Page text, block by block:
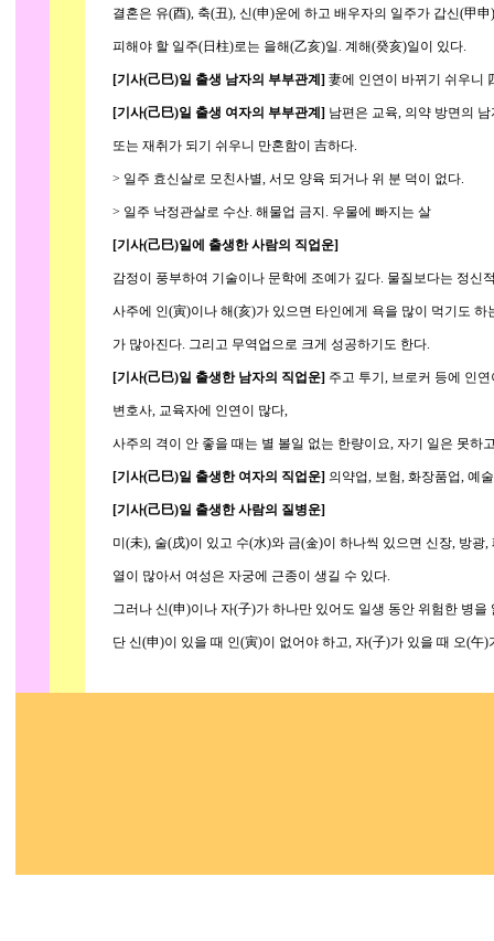
결혼은 유(酉), 축(丑), 신(申)운에 하고 배우자의 일주가 갑신(甲申
피해야 할 일주(日柱)로는 을해(乙亥)일. 계해(癸亥)일이 있다.
[기사(己巳)일 출생 남자의 부부관계] 妻에 인연이 바뀌기 쉬우니
[기사(己巳)일 출생 여자의 부부관계] 남편은 교육, 의약 방면의
또는 재취가 되기 쉬우니 만혼함이 吉하다.
> 일주 효신살로 모친사별, 서모 양육 되거나 위 분 덕이 없다.
> 일주 낙정관살로 수산. 해물업 금지. 우물에 빠지
[기사(己巳)일에 출생한 사람의 직업운]
감정이 풍부하여 기술이나 문학에 조예가 깊다. 물질보다는 정신
사주에 인(寅)이나 해(亥)가 있으면 타인에게 욕을 많이 먹기도 하
가 많아진다. 그리고 무역업으로 크게 성공하기도 한다.
[기사(己巳)일 출생한 남자의 직업운] 주고 투기, 브로커 등에 인
변호사, 교육자에 인연이 많다,
사주의 격이 안 좋을 때는 별 볼일 없는 한량이요, 자기 일은 못하
[기사(己巳)일 출생한 여자의 직업운] 의약업, 보험, 화장품업, 예
[기사(己巳)일 출생한 사람의 질병운]
미(未), 술(戌)이 있고 수(水)와 금(金)이 하나씩 있으면 신장, 방광,
열이 많아서 여성은 자궁에 근종이 생길 수 있다.
그러나 신(申)이나 자(子)가 하나만 있어도 일생 동안 위험한 병을
단 신(申)이 있을 때 인(寅)이 없어야 하고, 자(子)가 있을 때 오(午)